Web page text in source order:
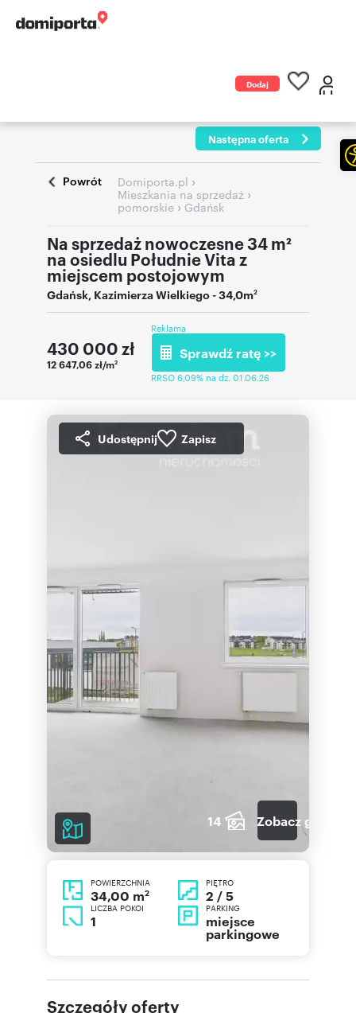
Dodaj
Następna oferta
Powrót Domiporta.pl ›
Mieszkania na sprzedaż ›
pomorskie › Gdańsk
Na sprzedaż nowoczesne 34 m²
na osiedlu Południe Vita z
miejscem postojowym
Gdańsk, Kazimierza Wielkiego- 34,0m2
430 000 zł
12 647,06 zł/m2
Reklama
Sprawdź ratę >>
RRSO 6,09% na dz. 01.06.26
Udostępnij Zapisz
14 Zobacz galerię
POWIERZCHNIA
34,00 m2
PIĘTRO
2 / 5
LICZBA POKOI
1
PARKING
miejsce
parkingowe
Szczegóły oferty